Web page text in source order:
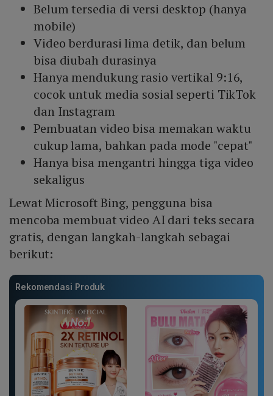
Belum tersedia di versi desktop (hanya
mobile)
Video berdurasi lima detik, dan belum
bisa diubah durasinya
Hanya mendukung rasio vertikal 9:16,
cocok untuk media sosial seperti TikTok
dan Instagram
Pembuatan video bisa memakan waktu
cukup lama, bahkan pada mode "cepat"
Hanya bisa mengantri hingga tiga video
sekaligus
Lewat Microsoft Bing, pengguna bisa
mencoba membuat video AI dari teks secara
gratis, dengan langkah-langkah sebagai
berikut:
Rekomendasi Produk